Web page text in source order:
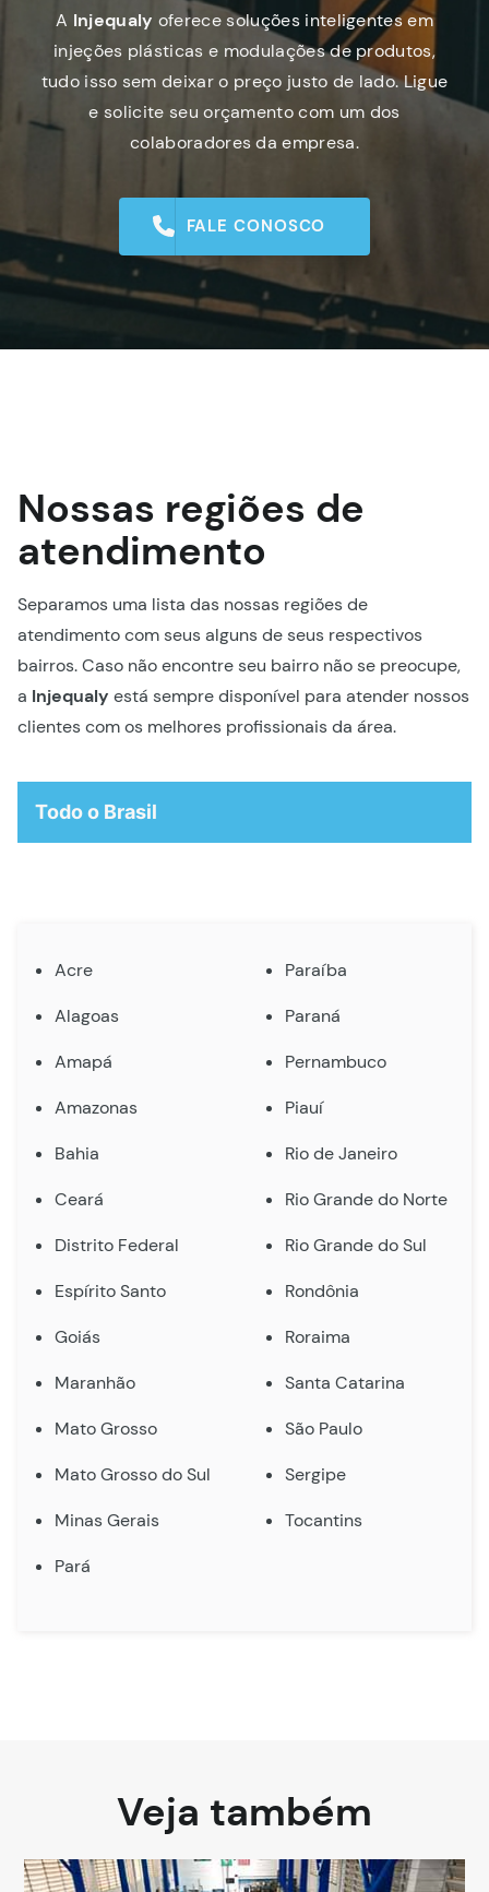
A Injequaly oferece soluções inteligentes em
injeções plásticas e modulações de produtos,
tudo isso sem deixar o preço justo de lado. Ligue
e solicite seu orçamento com um dos
colaboradores da empresa.
FALE CONOSCO
Nossas regiões de
atendimento
Separamos uma lista das nossas regiões de
atendimento com seus alguns de seus respectivos
bairros. Caso não encontre seu bairro não se preocupe,
a Injequaly está sempre disponível para atender nossos
clientes com os melhores profissionais da área.
Todo o Brasil
Acre
Alagoas
Amapá
Amazonas
Bahia
Ceará
Distrito Federal
Espírito Santo
Goiás
Maranhão
Mato Grosso
Mato Grosso do Sul
Minas Gerais
Pará
Paraíba
Paraná
Pernambuco
Piauí
Rio de Janeiro
Rio Grande do Norte
Rio Grande do Sul
Rondônia
Roraima
Santa Catarina
São Paulo
Sergipe
Tocantins
Veja também